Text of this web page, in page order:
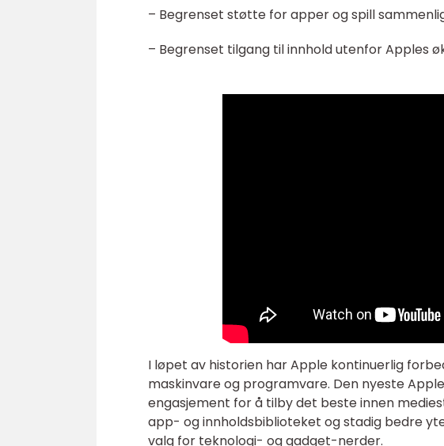
– Begrenset støtte for apper og spill
– Begrenset tilgang til innhold utenfor Apples
I løpet av historien har Apple kontinuerlig
maskinvare og programvare. Den nyeste
engasjement for å tilby det beste innen
app- og innholdsbiblioteket og stadig bedre
valg for teknologi- og gadget-nerder.